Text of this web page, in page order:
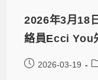
2026年3月18
絡員Ecci You
2026-03-19